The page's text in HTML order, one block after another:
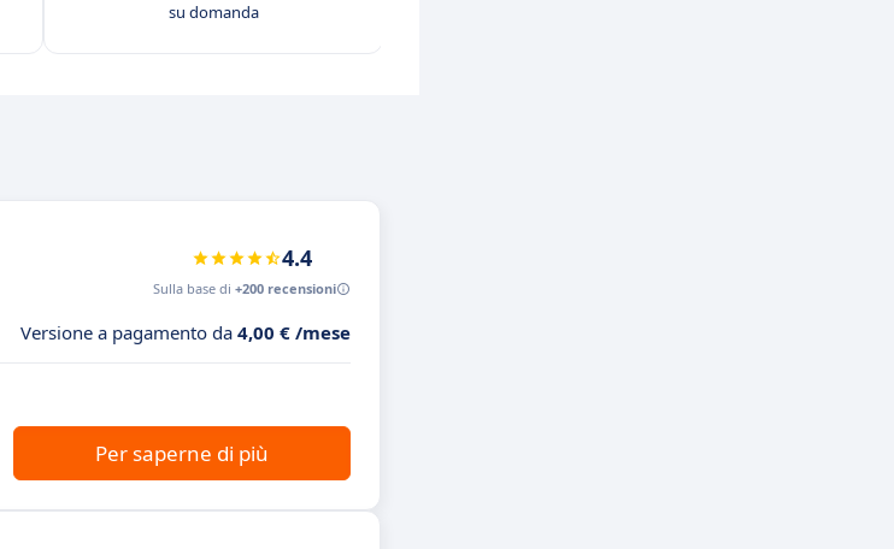
su domanda
4.4
Sulla base di +200 recensioni
Versione a pagamento da 4,00 € /mese
Per saperne di più